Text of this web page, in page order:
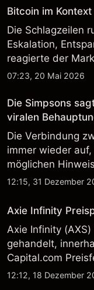
Bitcoin im
Die Schlagzeilen
Eskalation,
reagierte der
Erwartungen,
07:23, 20 Mai 2026
Die Simpsons
viralen
Die Verbindung
immer wieder
möglichen
diese Diskussion
12:15, 31 Dezember
Axie Infinity
Axie Infinity
gehandelt,
Capital.com
12:12, 18 Dezember